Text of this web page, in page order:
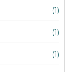
(1)
(1)
(1)